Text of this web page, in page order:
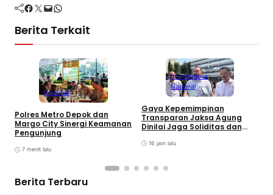
Facebook Twitter Mail WhatsApp
Berita Terkait
Nasional
Polres Metro Depok dan
Margo City Sinergi Keamanan
Pengunjung
7 menit lalu
Info Kampus
Nasional
Gaya Kepemimpinan
Transparan Jaksa Agung
Dinilai Jaga Soliditas dan
Adhyaksa
16 jam lalu
Berita Terbaru